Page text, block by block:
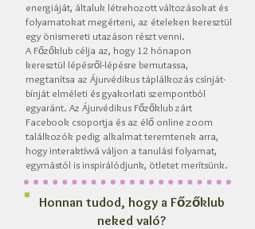
energiáját, általuk létrehozott változásokat és
folyamatokat megérteni, az ételeken keresztül
egy önismereti utazáson részt venni.
A Főzőklub célja az, hogy 12 hónapon
keresztül lépésről-lépésre bemutassa,
megtanítsa az Ájurvédikus táplálkozás csínját-
bínját elméleti és gyakorlati szempontból
egyaránt. Az Ájurvédikus Főzőklub zárt
Facebook csoportja és az élő online zoom
találkozók pedig alkalmat teremtenek arra,
hogy interaktívvá váljon a tanulási folyamat,
egymástól is inspirálódjunk, ötletet merítsünk.
Honnan tudod, hogy a Főzőklub
neked való?